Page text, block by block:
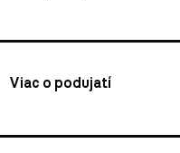
Viac o podujatí